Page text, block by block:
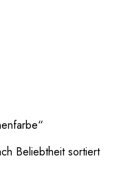
Beliebtheit sortiert